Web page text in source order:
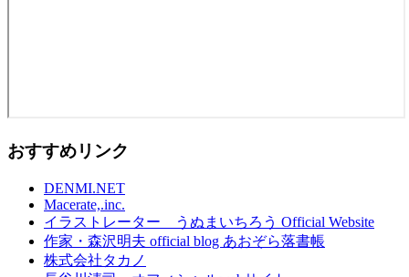
おすすめリンク
DENMI.NET
Macerate,.inc.
イラストレーター うぬまいちろう Official Website
作家・森沢明夫 official blog あおぞら落書帳
株式会社タカノ